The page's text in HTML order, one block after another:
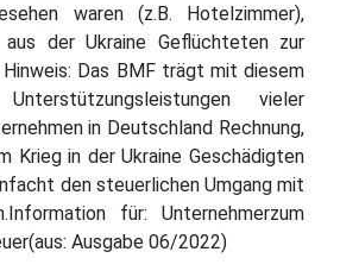
waren (z.B. Hotelzimmer),
der Ukraine Geflüchteten zur
Das BMF trägt mit diesem
vieler
in Deutschland Rechnung,
Krieg in der Ukraine Geschädigten
den steuerlichen Umgang mit
für: Unternehmerzum
Ausgabe 06/2022)